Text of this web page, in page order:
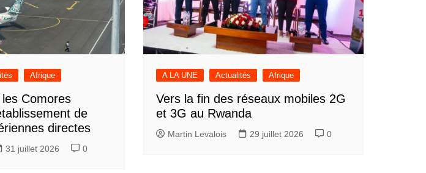
Afrique
Comores
de
directes
31 juillet 2026 0
A LA UNE Actualités Afrique
Vers la fin des réseaux mobiles 2G
et 3G au Rwanda
Martin Levalois 29 juillet 2026 0